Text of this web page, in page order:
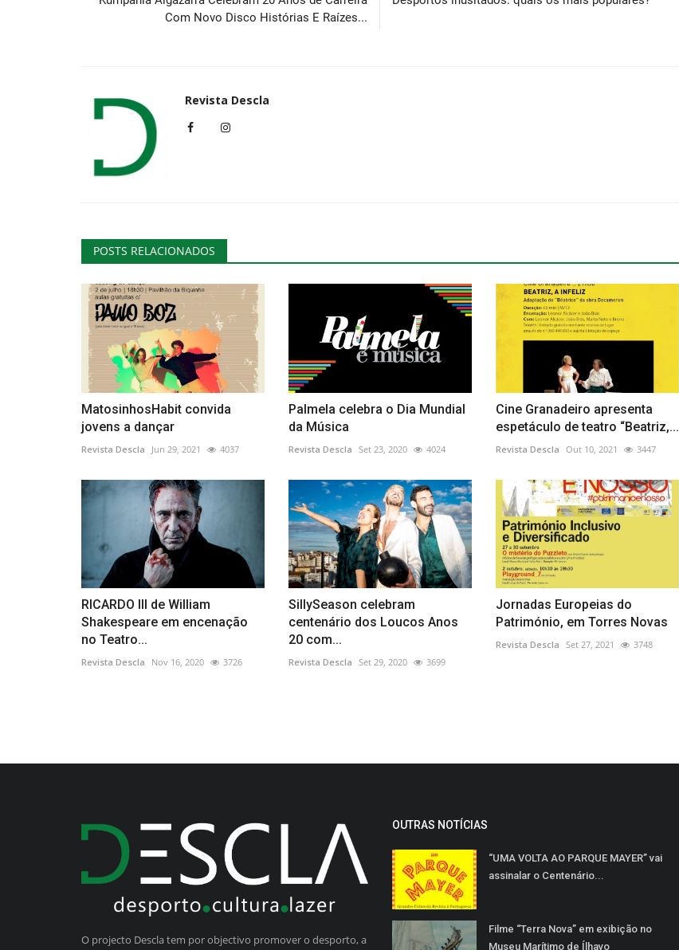
Com Novo Disco Histórias E Raízes...
Revista Descla
POSTS RELACIONADOS
MatosinhosHabit convida
jovens a dançar
Revista Descla Jun 29, 2021 4037
Palmela celebra o Dia Mundial
da Música
Revista Descla Set 23, 2020 4024
Cine Granadeiro apresenta
espetáculo de teatro “Beatriz,...
Revista Descla Out 10, 2021 3447
RICARDO III de William
Shakespeare em encenação
no Teatro...
Revista Descla Nov 16, 2020 3726
SillySeason celebram
centenário dos Loucos Anos
20 com...
Revista Descla Set 29, 2020 3699
Jornadas Europeias do
Património, em Torres Novas
Revista Descla Set 27, 2021 3748
O projecto Descla tem por objectivo promover o desporto, a
OUTRAS NOTÍCIAS
“UMA VOLTA AO PARQUE MAYER” vai
assinalar o Centenário...
Filme “Terra Nova” em exibição no
Museu Marítimo de Ílhavo